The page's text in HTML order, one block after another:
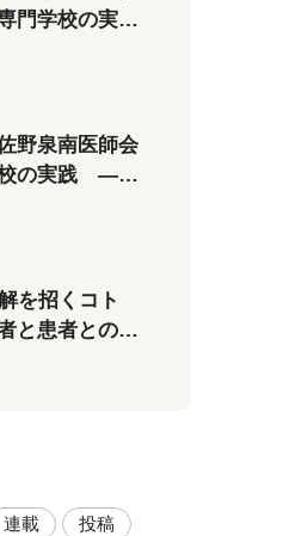
門学校の実
害経験から
野泉南医師会
校の実践 ―地
望、誇りを学
を招くコト
と患者との意
て～
連載
投稿